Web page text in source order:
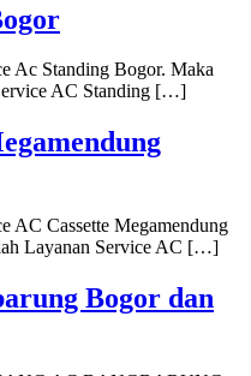
Ac Standing Bogor. Maka
AC Standing […]
AC Cassette Megamendung
Layanan Service AC […]
Bogor dan